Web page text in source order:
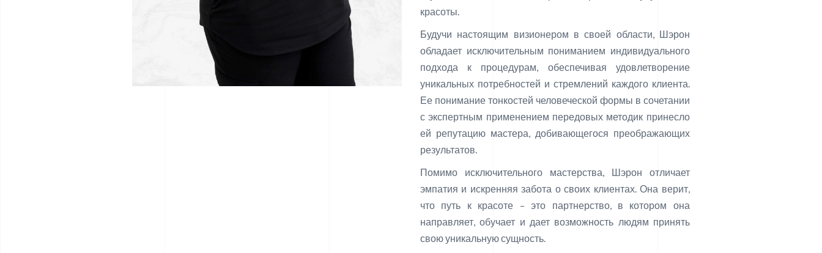
красоты.
Будучи настоящим визионером в своей области, Шэрон
обладает исключительным пониманием индивидуального
подхода к процедурам, обеспечивая удовлетворение
уникальных потребностей и стремлений каждого клиента.
Ее понимание тонкостей человеческой формы в сочетании
с экспертным применением передовых методик принесло
ей репутацию мастера, добивающегося преображающих
результатов.
Помимо исключительного мастерства, Шэрон отличает
эмпатия и искренняя забота о своих клиентах. Она верит,
что путь к красоте – это партнерство, в котором она
направляет, обучает и дает возможность людям принять
свою уникальную сущность.